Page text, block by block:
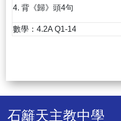
4. 背《歸》頭4句
數學：4.2A Q1-14
石籬天主教中學